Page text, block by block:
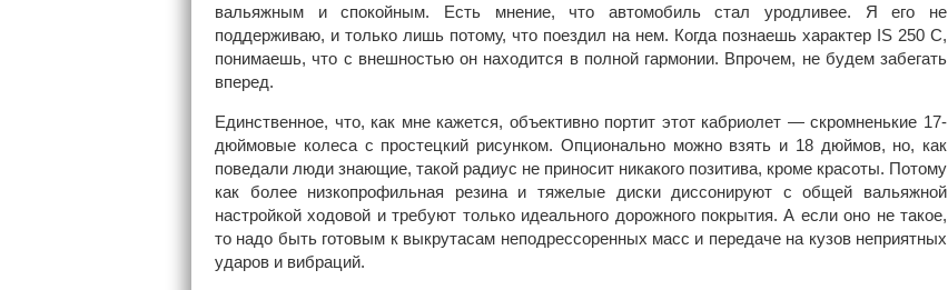
вальяжным и спокойным. Есть мнение, что автомобиль стал уродливее. Я его не
поддерживаю, и только лишь потому, что поездил на нем. Когда познаешь характер IS 250 C,
понимаешь, что с внешностью он находится в полной гармонии. Впрочем, не будем забегать
вперед.
Единственное, что, как мне кажется, объективно портит этот кабриолет — скромненькие 17-
дюймовые колеса с простецкий рисунком. Опционально можно взять и 18 дюймов, но, как
поведали люди знающие, такой радиус не приносит никакого позитива, кроме красоты. Потому
как более низкопрофильная резина и тяжелые диски диссонируют с общей вальяжной
настройкой ходовой и требуют только идеального дорожного покрытия. А если оно не такое,
то надо быть готовым к выкрутасам неподрессоренных масс и передаче на кузов неприятных
ударов и вибраций.